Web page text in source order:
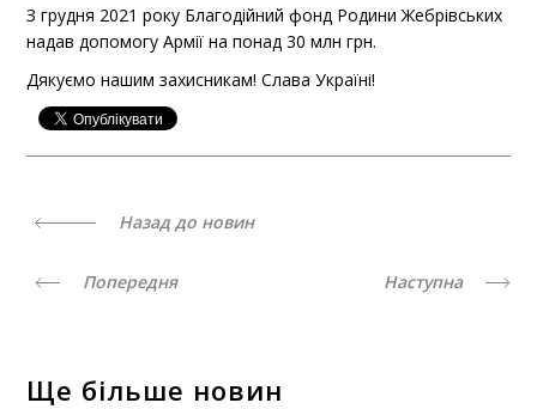
З грудня 2021 року Благодійний фонд Родини Жебрівських
надав допомогу Армії на понад 30 млн грн.
Дякуємо нашим захисникам! Слава Україні!
Назад до новин
Попередня Наступна
Ще більше новин